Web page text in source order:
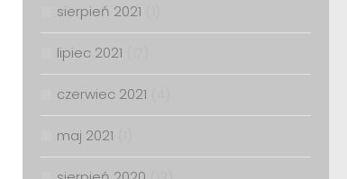
sierpień 2021
lipiec 2021
czerwiec 2021
maj 2021